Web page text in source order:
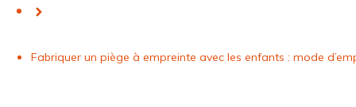
Fabriquer un piège à empreinte avec les enfants : mode